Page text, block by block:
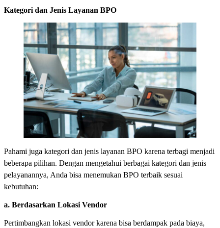
Kategori dan Jenis Layanan BPO
Pahami juga kategori dan jenis layanan BPO karena terbagi menjadi
beberapa pilihan. Dengan mengetahui berbagai kategori dan jenis
pelayanannya, Anda bisa menemukan BPO terbaik sesuai
kebutuhan:
a. Berdasarkan Lokasi Vendor
Pertimbangkan lokasi vendor karena bisa berdampak pada biaya,